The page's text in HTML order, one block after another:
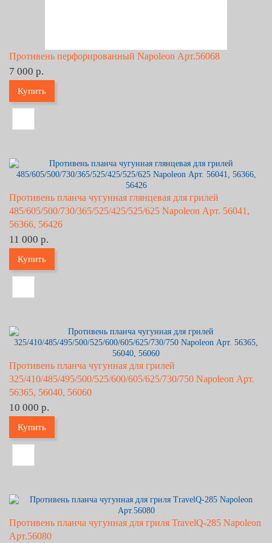
Противень перфорированный Napoleon Арт.56068
7 000 р.
Купить
Противень планча чугунная глянцевая для грилей
485/605/500/730/365/525/425/525/625 Napoleon Арт. 56041,
56366, 56426
11 000 р.
Купить
Противень планча чугунная для грилей
325/410/485/495/500/525/600/605/625/730/750 Napoleon Арт.
56365, 56040, 56060
10 000 р.
Купить
Противень планча чугунная для гриля TravelQ-285 Napoleon
Арт.56080